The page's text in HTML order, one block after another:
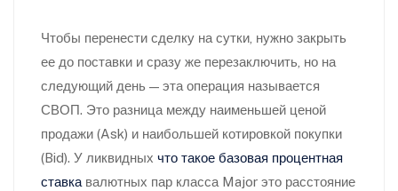
Чтобы перенести сделку на сутки, нужно закрыть
ее до поставки и сразу же перезаключить, но на
следующий день — эта операция называется
СВОП. Это разница между наименьшей ценой
продажи (Ask) и наибольшей котировкой покупки
(Bid). У ликвидных что такое базовая процентная
ставка валютных пар класса Major это расстояние